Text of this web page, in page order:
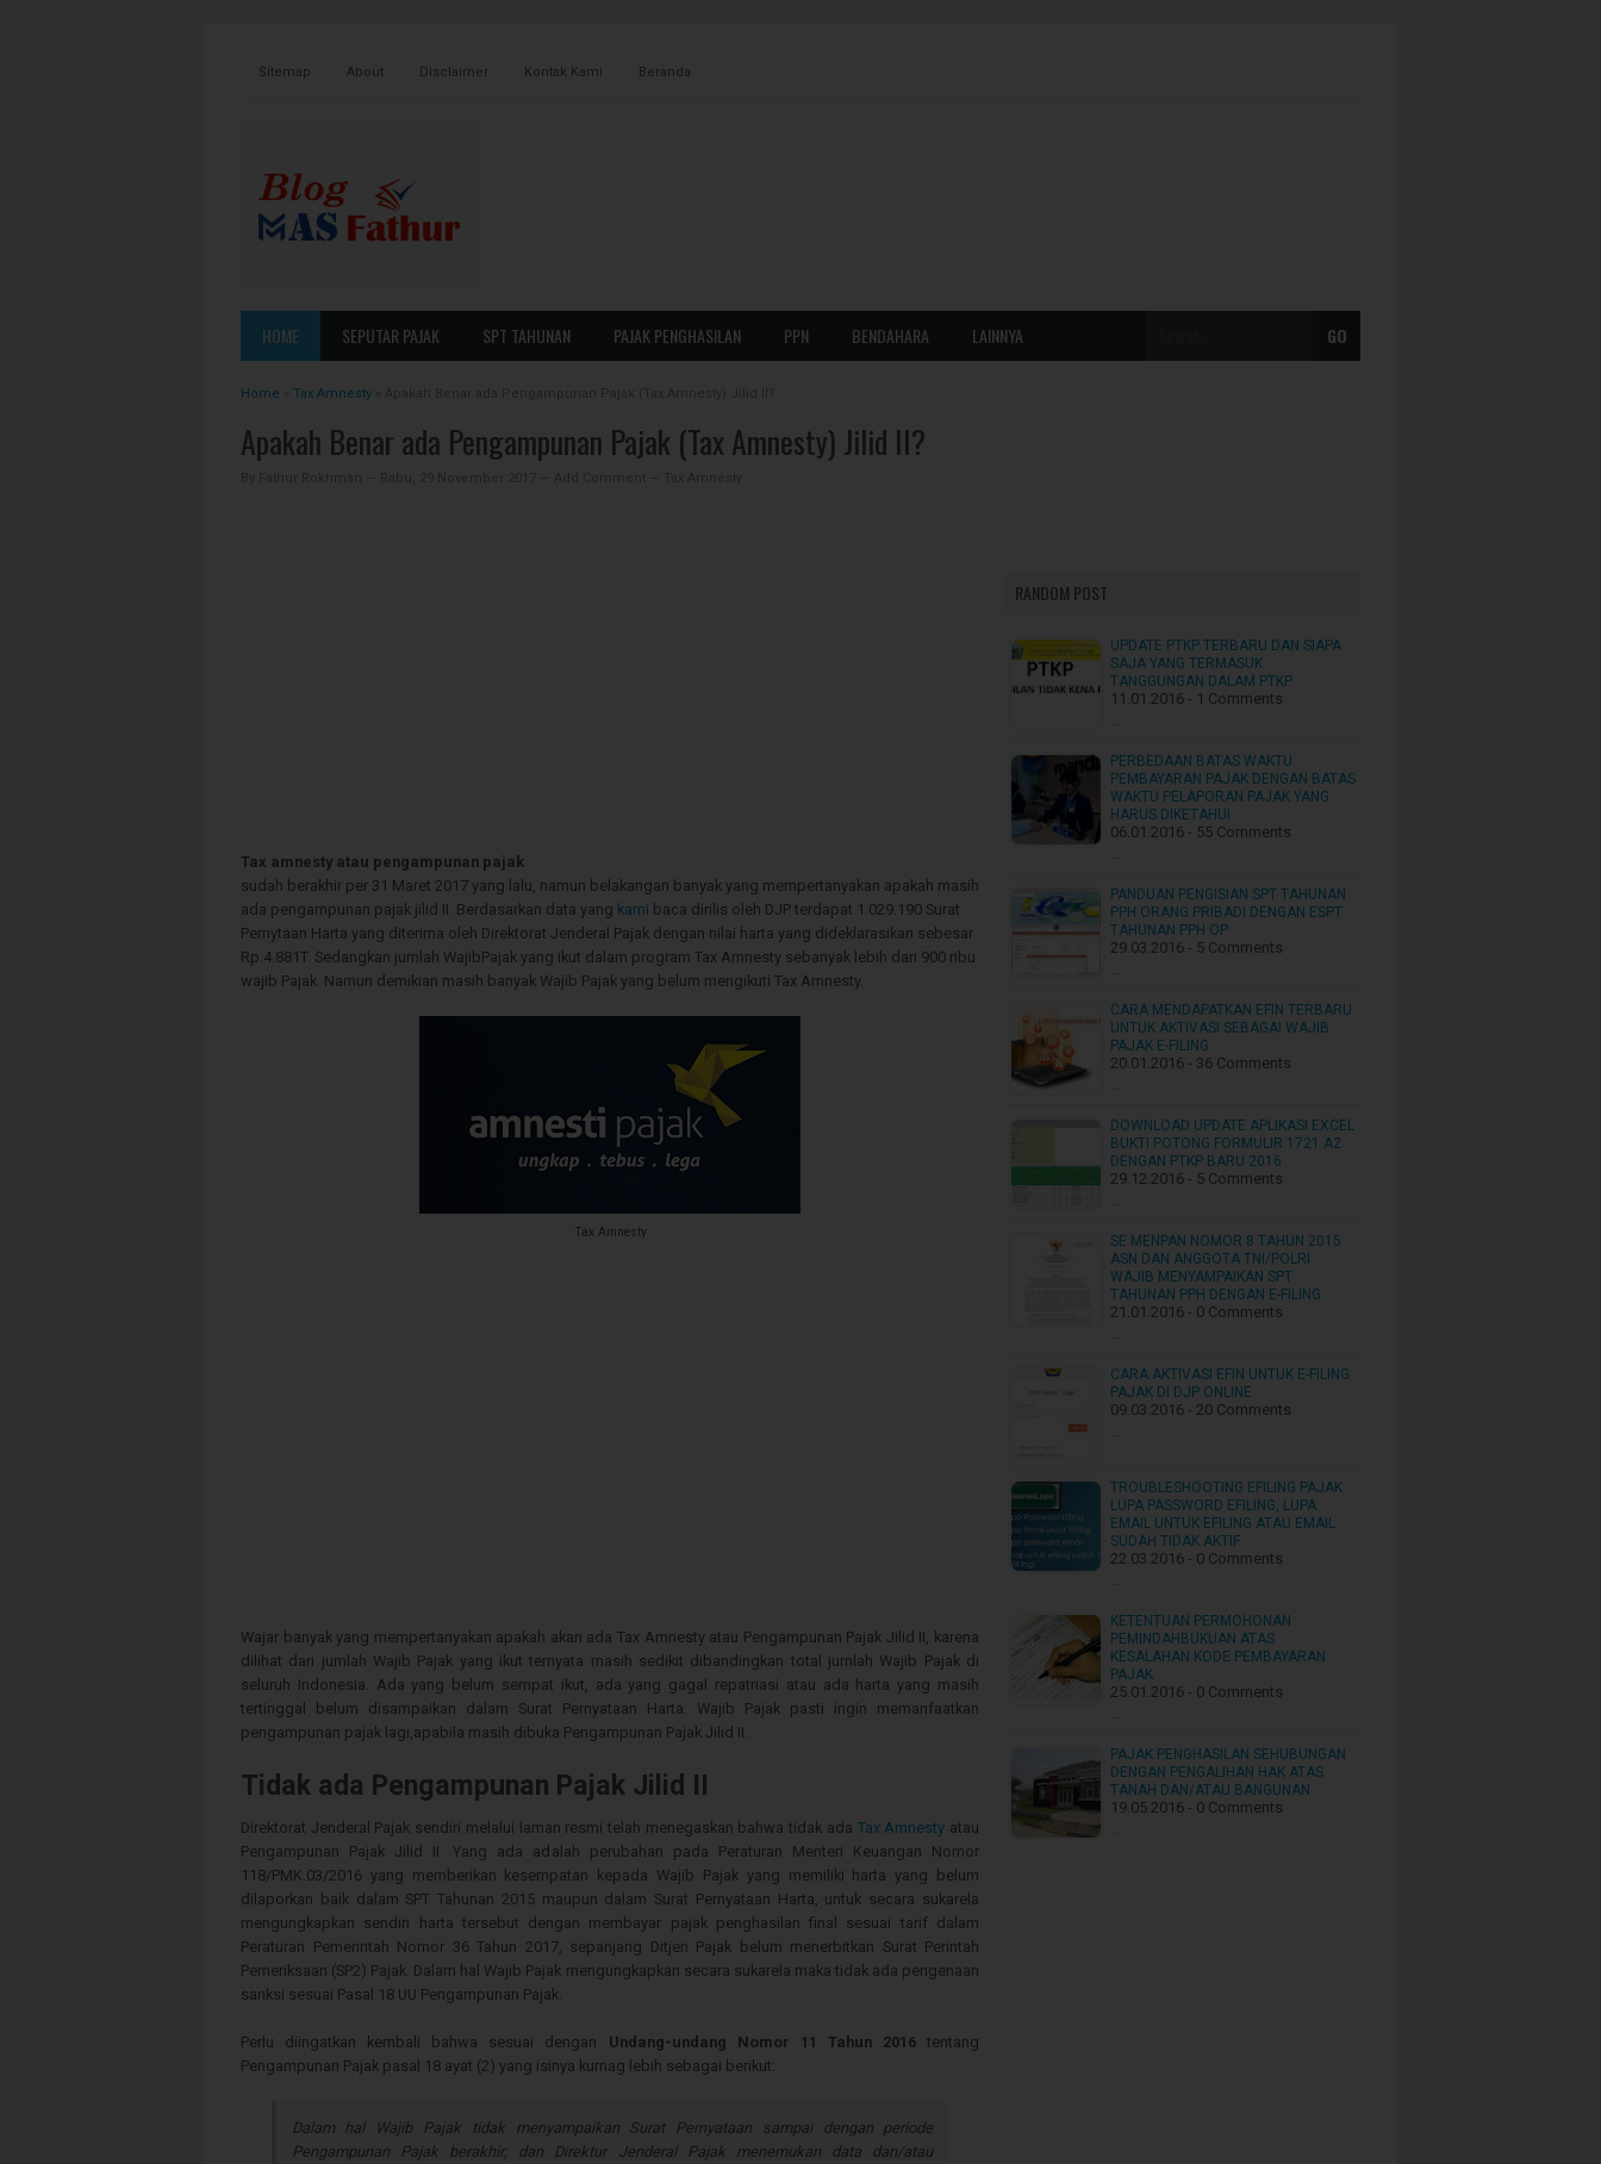
Beranda
Kontak Kami
Disclaimer
About
Sitemap
HOME SEPUTAR PAJAK
PENGERTIAN
CARA BAYAR
CARA LAPOR
SPT TAHUNAN
KARYAWAN
USAHAWAN
PAJAK PENGHASILAN
POTPUT
ORANG PRIBADI
PPH FINAL
PPN BENDAHARA LAINNYA
Home Tax Amnesty
Apakah Benar ada Pengampunan Pajak (Tax Amnesty) Jilid II?
Tax amnesty atau pengampunan pajak
sudah berakhir per 31 Maret 2017 yang lalu, namun belakangan banyak yang mempertanyakan apakah masih
ada pengampunan pajak jilid II. Berdasarkan data yang kami baca dirilis oleh DJP terdapat 1.029.190 Surat
Pernytaan Harta yang diterima oleh Direktorat Jenderal Pajak dengan nilai harta yang dideklarasikan sebesar
Rp.4.881T. Sedangkan jumlah WajibPajak yang ikut dalam program Tax Amnesty sebanyak lebih dari 900 ribu
wajib Pajak. Namun demikian masih banyak Wajib Pajak yang belum mengikuti Tax Amnesty.
Tax Amnesty
Wajar banyak yang mempertanyakan apakah akan ada Tax Amnesty atau Pengampunan Pajak Jilid II, karena
dilihat dari jumlah Wajib Pajak yang ikut ternyata masih sedikit dibandingkan total jumlah Wajib Pajak di
seluruh Indonesia. Ada yang belum sempat ikut, ada yang gagal repatriasi atau ada harta yang masih
tertinggal belum disampaikan dalam Surat Pernyataan Harta. Wajib Pajak pasti ingin memanfaatkan
pengampunan pajak lagi,apabila masih dibuka Pengampunan Pajak Jilid II.
Tidak ada Pengampunan Pajak Jilid II
Direktorat Jenderal Pajak sendiri melalui laman resmi telah menegaskan bahwa tidak ada Tax Amnesty atau
Pengampunan Pajak Jilid II. Yang ada adalah perubahan pada Peraturan Menteri Keuangan Nomor
118/PMK.03/2016 yang memberikan kesempatan kepada Wajib Pajak yang memiliki harta yang belum
dilaporkan baik dalam SPT Tahunan 2015 maupun dalam Surat Pernyataan Harta, untuk secara sukarela
mengungkapkan sendiri harta tersebut dengan membayar pajak penghasilan final sesuai tarif dalam
Peraturan Pemerintah Nomor 36 Tahun 2017, sepanjang Ditjen Pajak belum menerbitkan Surat Perintah
Pemeriksaan (SP2) Pajak. Dalam hal Wajib Pajak mengungkapkan secara sukarela maka tidak ada pengenaan
sanksi sesuai Pasal 18 UU Pengampunan Pajak.
Perlu diingatkan kembali bahwa sesuai dengan Undang-undang Nomor 11 Tahun 2016tentang
Pengampunan Pajak pasal 18 ayat (2) yang isinya kurnag lebih sebagai berikut:
Dalam hal Wajib Pajak tidak menyampaikan Surat Pernyataan sampai dengan periode
Pengampunan Pajak berakhir; dan Direktur Jenderal Pajak menemukan data dan/atau
RANDOM POST
UPDATE PTKP TERBARU DAN SIAPA
SAJA YANG TERMASUK
TANGGUNGAN DALAM PTKP
11.01.2016 - 1 Comments
PERBEDAAN BATAS WAKTU
PEMBAYARAN PAJAK DENGAN BATAS
WAKTU PELAPORAN PAJAK YANG
HARUS DIKETAHUI
06.01.2016 - 55 Comments
PANDUAN PENGISIAN SPT TAHUNAN
PPH ORANG PRIBADI DENGAN ESPT
TAHUNAN PPH OP
29.03.2016 - 5 Comments
CARA MENDAPATKAN EFIN TERBARU
UNTUK AKTIVASI SEBAGAI WAJIB
PAJAK E-FILING
20.01.2016 - 36 Comments
DOWNLOAD UPDATE APLIKASI EXCEL
BUKTI POTONG FORMULIR 1721 A2
DENGAN PTKP BARU 2016
29.12.2016 - 5 Comments
SE MENPAN NOMOR 8 TAHUN 2015
ASN DAN ANGGOTA TNI/POLRI
WAJIB MENYAMPAIKAN SPT
TAHUNAN PPH DENGAN E-FILING
21.01.2016 - 0 Comments
CARA AKTIVASI EFIN UNTUK E-FILING
PAJAK DI DJP ONLINE
09.03.2016 - 20 Comments
TROUBLESHOOTING EFILING PAJAK
LUPA PASSWORD EFILING, LUPA
EMAIL UNTUK EFILING ATAU EMAIL
SUDAH TIDAK AKTIF
22.03.2016 - 0 Comments
KETENTUAN PERMOHONAN
PEMINDAHBUKUAN ATAS
KESALAHAN KODE PEMBAYARAN
PAJAK
25.01.2016 - 0 Comments
PAJAK PENGHASILAN SEHUBUNGAN
DENGAN PENGALIHAN HAK ATAS
TANAH DAN/ATAU BANGUNAN
19.05.2016 - 0 Comments